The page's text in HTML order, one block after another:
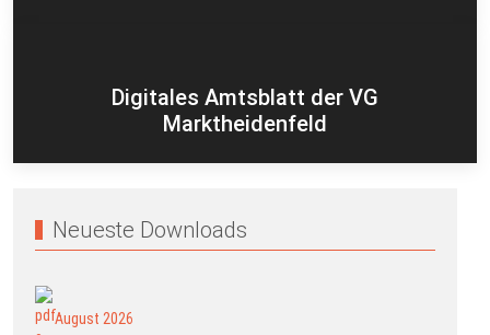
Digitales Amtsblatt der VG
Marktheidenfeld
Neueste Downloads
August 2026